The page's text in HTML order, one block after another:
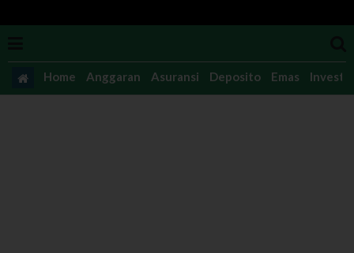
Home Anggaran Asuransi Deposito Emas